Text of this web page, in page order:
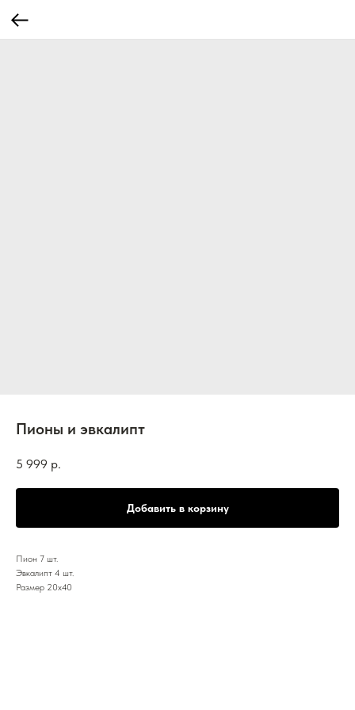
Пионы и эвкалипт
5 999 р.
Добавить в корзину
Пион 7 шт.
Эвкалипт 4 шт.
Размер 20х40